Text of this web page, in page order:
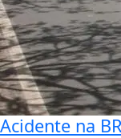
Acidente na